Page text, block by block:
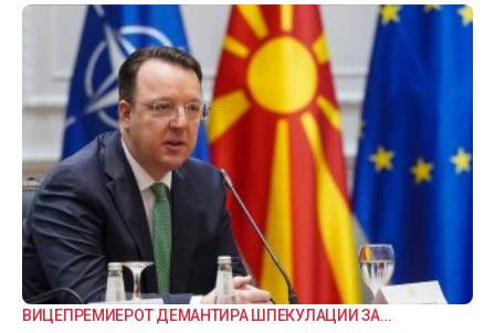
ВИЦЕПРЕМИЕРОТ ДЕМАНТИРА ШПЕКУЛАЦИИ ЗА